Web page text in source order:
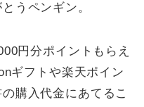
うペンギン。
円分ポイントもらえ
ギフトや楽天ポイン
購入代金にあてるこ